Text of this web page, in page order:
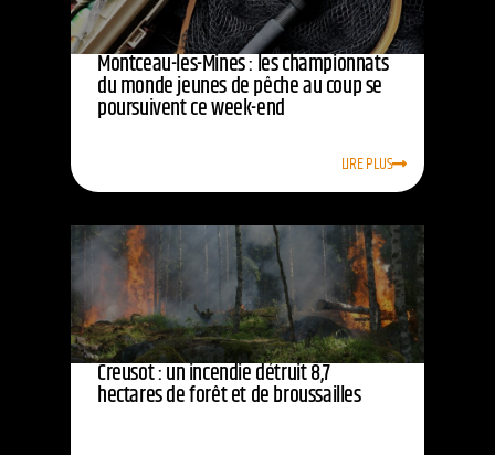
Montceau-les-Mines : les championnats
du monde jeunes de pêche au coup se
poursuivent ce week-end
LIRE PLUS
Creusot : un incendie détruit 8,7
hectares de forêt et de broussailles